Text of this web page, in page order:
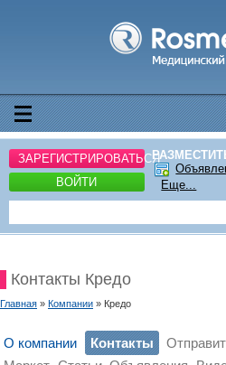
ЗАРЕГИСТРИРОВАТЬСЯ
ВОЙТИ
Еще...
Контакты Кредо
Главная » Компании » Кредо
О компании Контакты